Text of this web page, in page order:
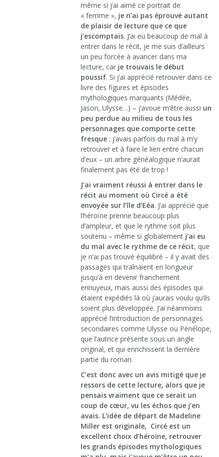
même si j’ai aimé ce portrait de
« femme », je n’ai pas éprouvé autant
de plaisir de lecture que ce que
j’escomptais. J’ai eu beaucoup de mal à
entrer dans le récit, je me suis d’ailleurs
un peu forcée à avancer dans ma
lecture, car je trouvais le début
poussif. Si j’ai apprécié retrouver dans ce
livre des figures et épisodes
mythologiques marquants (Médée,
Jason, Ulysse…) – j’avoue m’être aussi un
peu perdue au milieu de tous les
personnages que comporte cette
fresque : j’avais parfois du mal à m’y
retrouver et à faire le lien entre chacun
d’eux – un arbre généalogique n’aurait
finalement pas été de trop !
J’ai vraiment réussi à entrer dans le
récit au moment où Circé a été
envoyée sur l’île d’Eéa. J’ai apprécié que
l’héroïne prenne beaucoup plus
d’ampleur, et que le rythme soit plus
soutenu – même si globalement j’ai eu
du mal avec le rythme de ce récit, que
je n’ai pas trouvé équilibré – il y avait des
passages qui traînaient en longueur
jusqu’à en devenir franchement
ennuyeux, mais aussi des épisodes qui
étaient expédiés là où j’aurais voulu qu’ils
soient plus développée. J’ai néanmoins
apprécié l’introduction de personnages
secondaires comme Ulysse ou Pénélope,
que l’autrice présente sous un angle
original, et qui enrichissent la dernière
partie du roman.
C’est donc avec un avis mitigé que je
ressors de cette lecture, alors que je
pensais vraiment que ce serait un
coup de cœur, vu les échos que j’en
avais. L’idée de départ de Madeline
Miller est originale, Circé est un
excellent choix d’héroïne, retrouver
les grands épisodes mythologiques